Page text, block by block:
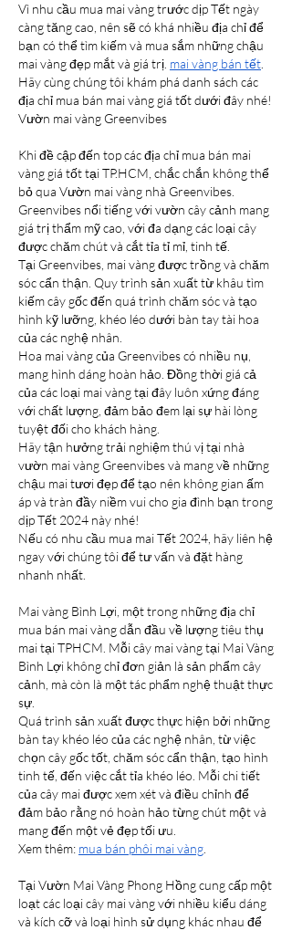
Vì nhu cầu mua mai vàng trước dịp Tết ngày
càng tăng cao, nên sẽ có khá nhiều địa chỉ để
bạn có thể tìm kiếm và mua sắm những chậu
mai vàng đẹp mắt và giá trị. mai vàng bán tết
Hãy cùng chúng tôi khám phá danh sách các
địa chỉ mua bán mai vàng giá tốt dưới đây nhé!
Vườn mai vàng Greenvibes
Khi đề cập đến top các địa chỉ mua bán mai
vàng giá tốt tại TP.HCM, chắc chắn không thể
bỏ qua Vườn mai vàng nhà Greenvibes.
Greenvibes nổi tiếng với vườn cây cảnh mang
giá trị thẩm mỹ cao, với đa dạng các loại cây
được chăm chút và cắt tỉa tỉ mỉ, tinh tế.
Tại Greenvibes, mai vàng được trồng và chăm
sóc cẩn thận. Quy trình sản xuất từ khâu tìm
kiếm cây gốc đến quá trình chăm sóc và tạo
hình kỹ lưỡng, khéo léo dưới bàn tay tài hoa
của các nghệ nhân.
Hoa mai vàng của Greenvibes có nhiều nụ,
mang hình dáng hoàn hảo. Đồng thời giá cả
của các loại mai vàng tại đây luôn xứng đáng
với chất lượng, đảm bảo đem lại sự hài lòng
tuyệt đối cho khách hàng.
Hãy tận hưởng trải nghiệm thú vị tại nhà
vườn mai vàng Greenvibes và mang về những
chậu mai tươi đẹp để tạo nên không gian ấm
áp và tràn đầy niềm vui cho gia đình bạn trong
dịp Tết 2024 này nhé!
Nếu có nhu cầu mua mai Tết 2024, hãy liên hệ
ngay với chúng tôi để tư vấn và đặt hàng
nhanh nhất.
Mai vàng Bình Lợi, một trong những địa chỉ
mua bán mai vàng dẫn đầu về lượng tiêu thụ
mai tại TPHCM. Mỗi cây mai vàng tại Mai Vàng
Bình Lợi không chỉ đơn giản là sản phẩm cây
cảnh, mà còn là một tác phẩm nghệ thuật thực
sự.
Quá trình sản xuất được thực hiện bởi những
bàn tay khéo léo của các nghệ nhân, từ việc
chọn cây gốc tốt, chăm sóc cẩn thận, tạo hình
tinh tế, đến việc cắt tỉa khéo léo. Mỗi chi tiết
của cây mai được xem xét và điều chỉnh để
đảm bảo rằng nó hoàn hảo từng chút một và
mang đến một vẻ đẹp tối ưu.
Xem thêm: mua bán phôi mai vàng
Tại Vườn Mai Vàng Phong Hồng cung cấp một
loạt các loại cây mai vàng với nhiều kiểu dáng
và kích cỡ và loại hình sử dụng khác nhau để